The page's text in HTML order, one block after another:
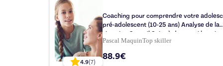
4.9(7)
Coaching pour comprendre votre
pré-adolescent (10-25 ans) Analyse de la
situation Conseil Suite à donner si besoin
Pascal MaquinTop skiller
88.9€